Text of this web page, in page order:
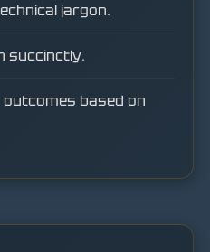
jargon.
succinctly.
based on